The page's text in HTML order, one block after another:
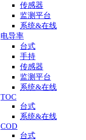
传感器
监测平台
系统&在线
电导率
台式
手持
传感器
监测平台
系统&在线
TOC
台式
系统&在线
COD
台式